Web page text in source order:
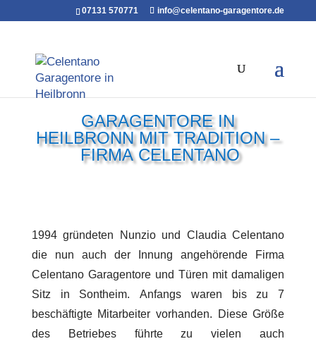
07131 570771 info@celentano-garagentore.de
GARAGENTORE IN
HEILBRONN MIT TRADITION –
FIRMACELENTANO
1994 gründeten Nunzio und Claudia Celentano
die nun auch der Innung angehörende Firma
Celentano Garagentore und Türen mit damaligen
Sitz in Sontheim. Anfangs waren bis zu 7
beschäftigte Mitarbeiter vorhanden. Diese Größe
des Betriebes führte zu vielen auch